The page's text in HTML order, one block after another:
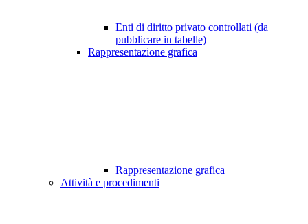
Enti di diritto privato controllati (da
pubblicare in tabelle)
Rappresentazione grafica
Rappresentazione grafica
Attività e procedimenti